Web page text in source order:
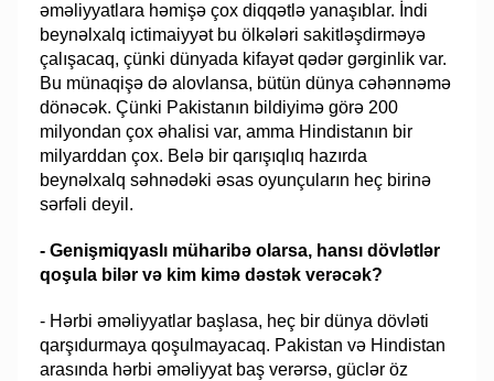
əməliyyatlara həmişə çox diqqətlə yanaşıblar. İndi
beynəlxalq ictimaiyyət bu ölkələri sakitləşdirməyə
çalışacaq, çünki dünyada kifayət qədər gərginlik var.
Bu münaqişə də alovlansa, bütün dünya cəhənnəmə
dönəcək. Çünki Pakistanın bildiyimə görə 200
milyondan çox əhalisi var, amma Hindistanın bir
milyarddan çox. Belə bir qarışıqlıq hazırda
beynəlxalq səhnədəki əsas oyunçuların heç birinə
sərfəli deyil.
- Genişmiqyaslı müharibə olarsa, hansı dövlətlər
qoşula bilər və kim kimə dəstək verəcək?
- Hərbi əməliyyatlar başlasa, heç bir dünya dövləti
qarşıdurmaya qoşulmayacaq. Pakistan və Hindistan
arasında hərbi əməliyyat baş verərsə, güclər öz